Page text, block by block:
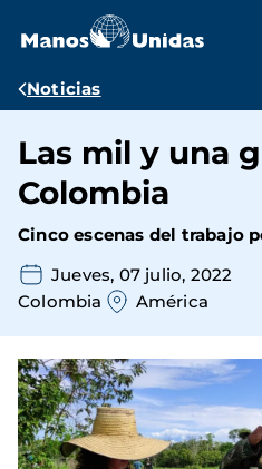
contenido
Ruta
navegación
Noticias
Las mil y una
Colombia
Cinco escenas del trabajo
Jueves, 07 julio, 2022
Colombia
América